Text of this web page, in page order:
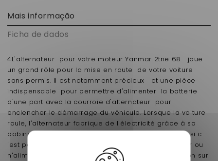
Mais informação
Ficha de dados
4L'alternateur pour votre moteur Yanmar 2tne 68 joue
un grand rôle pour la mise en route de votre voiture
sans permis. Il est notamment précieux et une pièce
indispensable pour permettre d'alimenter la batterie
d'une part avec la courroie d'alternateur pour
enclencher le démarrage du véhicule. Lorsque la voiture
roule, l'alternateur fabrique de l'électricité grâce à sa
bobine, et recharge simplement la batterie sans sa si c
'est pas le cas alors votre alternateur est détériorer ou
n'alimente plus votre véhicule , nous avons la solution sur